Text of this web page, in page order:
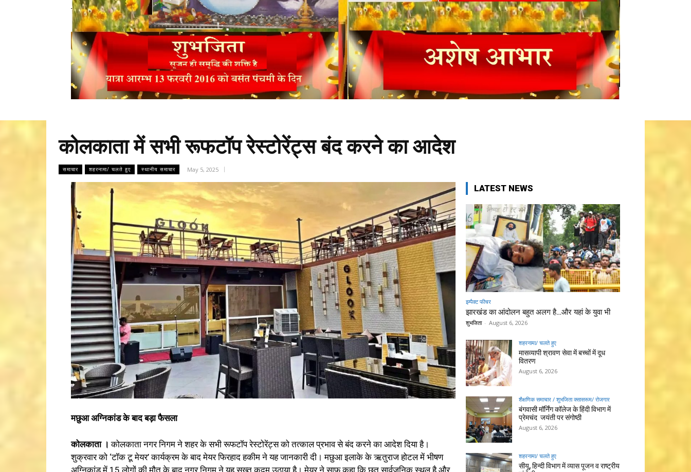
कोलकाता में सभी रूफटॉप रेस्टोरेंट्स बंद करने का आदेश
समाचार शहरनामा/ चलते हुए स्थानीय समाचार May 5, 2025
मछुआ अग्निकांड के बाद बड़ा फैसला
कोलकाता । कोलकाता नगर निगम ने शहर के सभी रूफटॉप रेस्टोरेंट्स को तत्काल प्रभाव से बंद करने का आदेश दिया है।
शुक्रवार को ‘टॉक टू मेयर’ कार्यक्रम के बाद मेयर फिरहाद हकीम ने यह जानकारी दी। मछुआ इलाके के ऋतुराज होटल में भीषण
अग्निकांड में 15 लोगों की मौत के बाद नगर निगम ने यह सख्त कदम उठाया है। मेयर ने साफ कहा कि छत सार्वजनिक स्थल है और
LATEST NEWS
इम्पैक्ट फीचर
झारखंड का आंदोलन बहुत अलग है…और यहां के युवा भी
शुभजिता - August 6, 2026
शहरनामा/ चलते हुए
मासव्यापी श्रावण सेवा में बच्चों में दूध
वितरण
August 6, 2026
शैक्षणिक समाचार / शुभजिता क्सासरूम/ रोजगार
बंगवासी मॉर्निंग कॉलेज के हिंदी विभाग में
प्रेमचंद जयंती पर संगोष्ठी
August 6, 2026
शहरनामा/ चलते हुए
सीयू, हिन्दी विभाग में व्यास पूजन व राष्ट्रीय